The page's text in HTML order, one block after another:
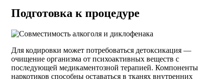
Подготовка к процедуре
Для кодировки может потребоваться детоксикация —
очищение организма от психоактивных веществ с
последующей медикаментозной терапией. Компоненты
наркотиков способны оставаться в тканях внутренних